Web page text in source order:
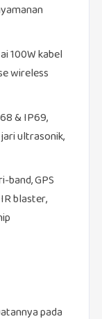
100W kabel
wireless
& IP69,
ultrasonik,
GPS
blaster,
pada